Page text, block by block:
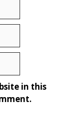
in this